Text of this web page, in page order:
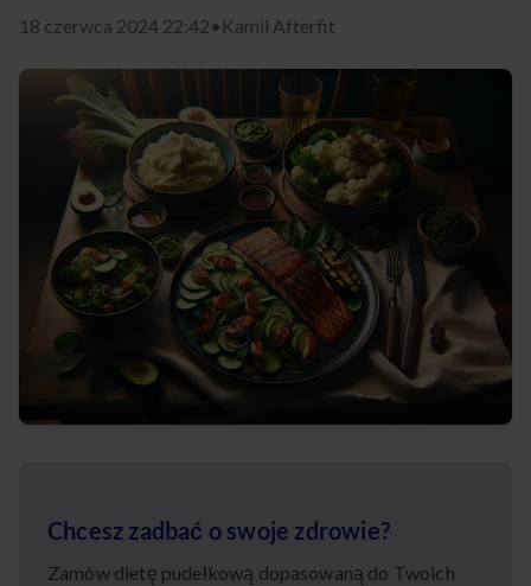
18 czerwca 2024 22:42• Kamil Afterfit
Chcesz zadbać o swoje zdrowie?
Zamów dietę pudełkową dopasowaną do Twoich